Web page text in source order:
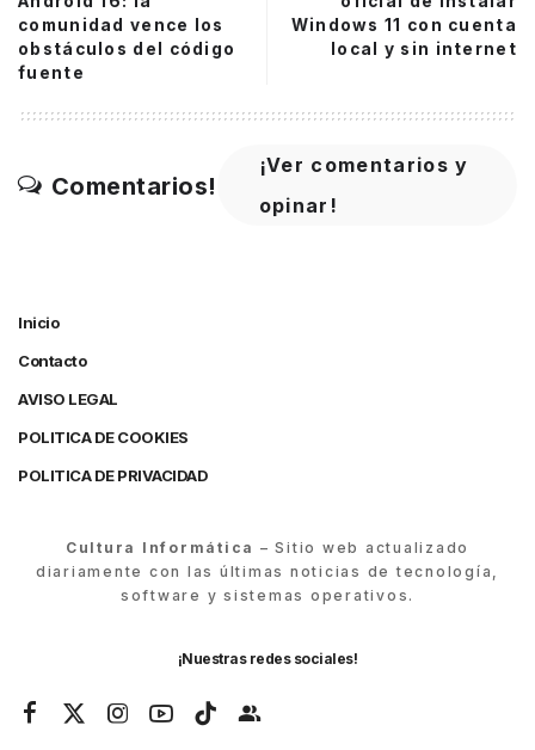
comunidad vence los
obstáculos del código
fuente
Windows 11 con cuenta
local y sin internet
Comentarios!
¡Ver comentarios y
opinar!
Inicio
Contacto
AVISO LEGAL
POLITICA DE COOKIES
POLITICA DE PRIVACIDAD
Cultura Informática – Sitio web actualizado
diariamente con las últimas noticias de tecnología,
software y sistemas operativos.
¡Nuestras redes sociales!